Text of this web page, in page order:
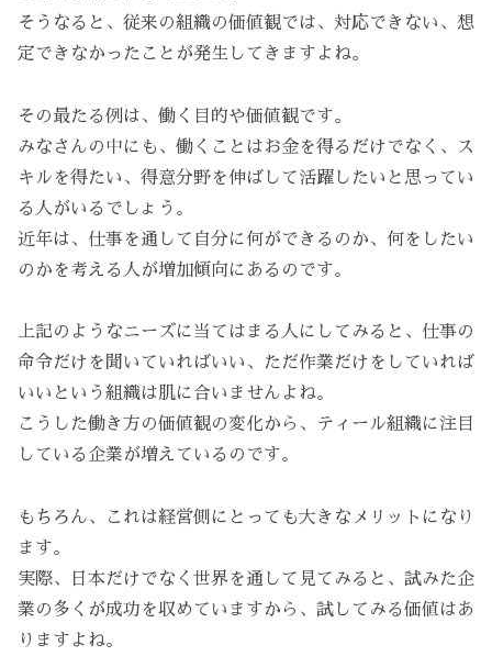
そうなると、従来の組織の価値観では、対応できない、想
定できなかったことが発生してきますよね。
その最たる例は、働く目的や価値観です。
みなさんの中にも、働くことはお金を得るだけでなく、ス
キルを得たい、得意分野を伸ばして活躍したいと思ってい
る人がいるでしょう。
近年は、仕事を通して自分に何ができるのか、何をしたい
のかを考える人が増加傾向にあるのです。
上記のようなニーズに当てはまる人にしてみると、仕事の
命令だけを聞いていればいい、ただ作業だけをしていれば
いいという組織は肌に合いませんよね。
こうした働き方の価値観の変化から、ティール組織に注目
している企業が増えているのです。
もちろん、これは経営側にとっても大きなメリットになり
ます。
実際、日本だけでなく世界を通して見てみると、試みた企
業の多くが成功を収めていますから、試してみる価値はあ
りますよね。